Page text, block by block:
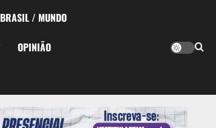
BRASIL / MUNDO
OPINIÃO